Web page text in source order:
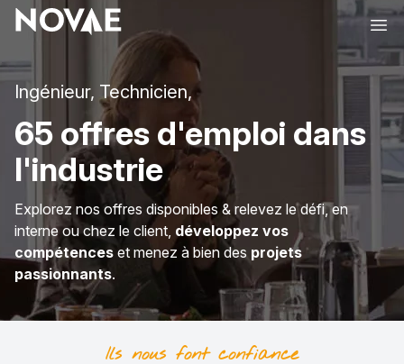
Ingénieur, Technicien,
65 offres d'emploi dans
l'industrie
Explorez nos offres disponibles & relevez le défi, en
interne ou chez le client, développez vos
compétences et menez à bien des projets
passionnants.
Ils nous fontconfiance